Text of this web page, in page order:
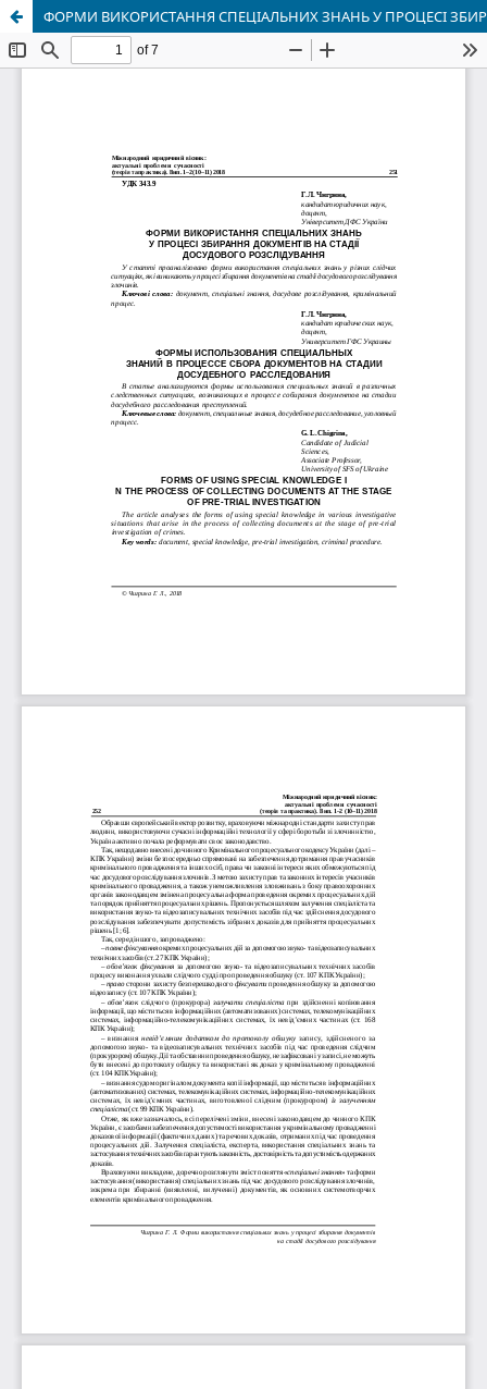
ФОРМИ ВИКОРИСТАННЯ СПЕЦІАЛЬНИХ ЗНАНЬ У ПРОЦЕСІ